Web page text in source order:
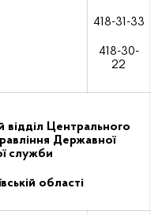
418-31-33
418-30-
22
Центрального
Державної
служби
області